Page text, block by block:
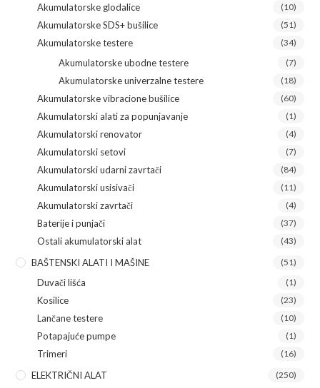
Akumulatorske glodalice (10)
Akumulatorske SDS+ bušilice (51)
Akumulatorske testere (34)
Akumulatorske ubodne testere (7)
Akumulatorske univerzalne testere (18)
Akumulatorske vibracione bušilice (60)
Akumulatorski alati za popunjavanje (1)
Akumulatorski renovator (4)
Akumulatorski setovi (7)
Akumulatorski udarni zavrtači (84)
Akumulatorski usisivači (11)
Akumulatorski zavrtači (4)
Baterije i punjači (37)
Ostali akumulatorski alat (43)
BAŠTENSKI ALATI I MAŠINE (51)
Duvači lišća (1)
Kosilice (23)
Lančane testere (10)
Potapajuće pumpe (1)
Trimeri (16)
ELEKTRIČNI ALAT (250)